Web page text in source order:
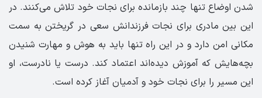
شدن اوضاع تنها چند بازمانده برای نجات خود تلاش می‌کنند. در
این بین مادری برای نجات فرزندانش سعی در گریختن به سمت
مکانی امن دارد و در این راه تنها باید به هوش و مهارت شنیدن
بچه‌هایش که آموزش دیده‌اند اعتماد کند. درست یا نادرست، او
این مسیر را برای نجات خود و آدمیان آغاز کرده است.